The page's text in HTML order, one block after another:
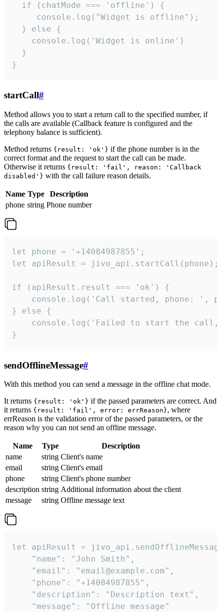
  if (chatMode === 'offline') {
     console.log("Widget is offline");
  } else {
    console.log('Widget is online')
  }
}
startCall#
Method allows you to start a return call to the specified number, if
the calls are available (Callback feature is configured and the
telephony balance is sufficient).
Method returns {result: 'ok'} if the phone number is in the
correct format and the request to start the call can be made.
Otherwise it returns {result: 'fail', reason: 'Callback
disabled'} with the call failure reason details.
Name Type
Description
phone string Phone number
let phone = '+14084987855';
let apiResult = jivo_api.startCall(phone);
if (apiResult.result === 'ok') {
console.log('Call started, phone: ',
} else {
console.log('Failed to start the
}
sendOfflineMessage#
With this method you can send a message in the offline chat mode.
It returns {result: 'ok'} if the passed parameters are correct. And
it returns {result: 'fail', error: errReason}, where
errReason is the validation error of the passed parameters, or the
reason why you can not send an offline message.
Name Type
Description
name
string Client's name
email
string Client's email
phone
string Client's phone number
description string Additional information about the client
message
string Offline message text
let apiResult =
    "name": "John Smith",
    "email": "email@example.com",
    "phone": "+14084987855",
    "description": "Description text",
    "message": "Offline message"